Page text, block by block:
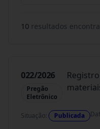
10 resultados
022/2026
Pregão
Eletrônico
Situação: Publicada